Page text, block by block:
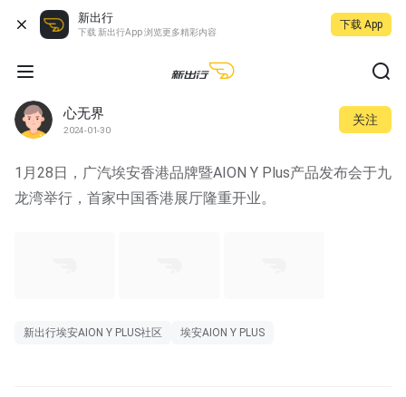
新出行
下载 新出行App 浏览更多精彩内容
下载 App
心无界
2024-01-30
关注
1月28日，广汽埃安香港品牌暨AION Y Plus产品发布会于九
龙湾举行，首家中国香港展厅隆重开业。
新出行埃安AION Y PLUS社区 埃安AION Y PLUS